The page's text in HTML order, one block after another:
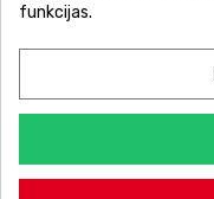
funkcijas.